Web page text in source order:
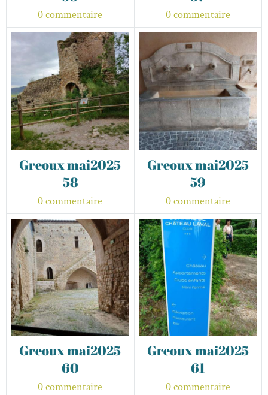
0 commentaire 0 commentaire
Greoux mai2025
58
0 commentaire
Greoux mai2025
59
0 commentaire
Greoux mai2025
60
0 commentaire
Greoux mai2025
61
0 commentaire